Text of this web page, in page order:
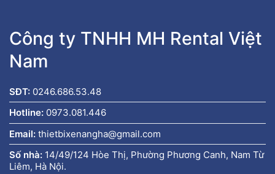
Công ty TNHH MH Rental Việt
Nam
SĐT: 0246.686.53.48
Hotline: 0973.081.446
Email: thietbixenangha@gmail.com
Số nhà: 14/49/124 Hòe Thị, Phường Phương Canh, Nam Từ
Liêm, Hà Nội.